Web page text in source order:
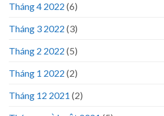
Tháng 4 2022 (6)
Tháng 3 2022 (3)
Tháng 2 2022 (5)
Tháng 1 2022 (2)
Tháng 12 2021 (2)